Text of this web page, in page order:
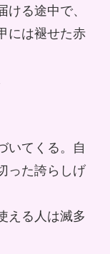
る途中で、
には褪せた赤
いてくる。自
った誇らしげ
える人は滅多